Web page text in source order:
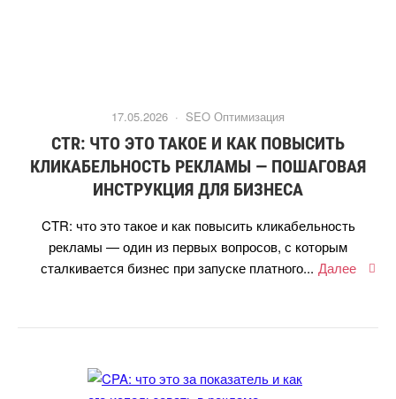
17.05.2026 · SEO Оптимизация
CTR: ЧТО ЭТО ТАКОЕ И КАК ПОВЫСИТЬ
КЛИКАБЕЛЬНОСТЬ РЕКЛАМЫ — ПОШАГОВАЯ
ИНСТРУКЦИЯ ДЛЯ БИЗНЕСА
CTR: что это такое и как повысить кликабельность
рекламы — один из первых вопросов, с которым
сталкивается бизнес при запуске платного... Далее